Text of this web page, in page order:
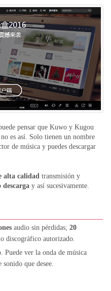
pensar que Kuwo y Kugou
es así. Solo tienen un nombre
de música y puedes descargar
alta calidad transmisión y
y así sucesivamente.
audio sin pérdidas; 20
discográfico autorizado.
Puede ver la onda de música
que desee.